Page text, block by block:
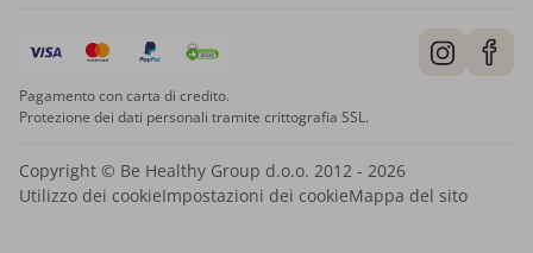
Pagamento con carta di credito.
Protezione dei dati personali tramite crittografia SSL.
Copyright © Be Healthy Group d.o.o. 2012 - 2026
Utilizzo dei cookieImpostazioni dei cookieMappa del sito